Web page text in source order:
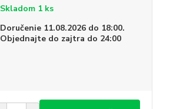
Skladom 1 ks
Doručenie 11.08.2026 do 18:00.
Objednajte do zajtra do 24:00